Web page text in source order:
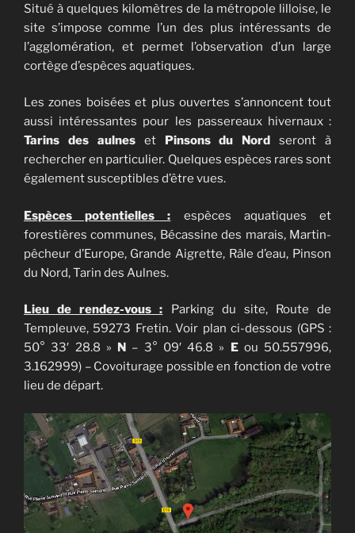
Situé à quelques kilomètres de la métropole lilloise, le
site s’impose comme l’un des plus intéressants de
l’agglomération, et permet l’observation d’un large
cortège d’espèces aquatiques.
Les zones boisées et plus ouvertes s’annoncent tout
aussi intéressantes pour les passereaux hivernaux :
Tarins des aulneset Pinsons du Nord seront à
rechercher en particulier. Quelques espèces rares sont
également susceptibles d’être vues.
Espèces potentielles : espèces aquatiques et
forestières communes, Bécassine des marais, Martin-
pêcheur d’Europe, Grande Aigrette, Râle d’eau, Pinson
du Nord, Tarin des Aulnes.
Lieu de rendez-vous : Parking du site, Route de
Templeuve, 59273 Fretin. Voir plan ci-dessous (GPS :
50° 33′ 28.8 » N – 3° 09′ 46.8 » Eou 50.557996,
3.162999) – Covoiturage possible en fonction de votre
lieu de départ.